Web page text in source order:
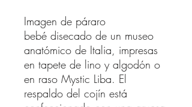
Imagen de páraro
bebé disecado de un museo
anatómico de Italia, impresas
en tapete de lino y algodón o
en raso Mystic Liba. El
respaldo del cojín está